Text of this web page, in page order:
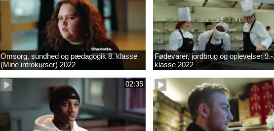
Omsorg, sundhed og pædagogik 8. klasse
(Mine introkurser) 2022
Fødevarer, jordbrug og oplevelser
klasse 2022
02:35